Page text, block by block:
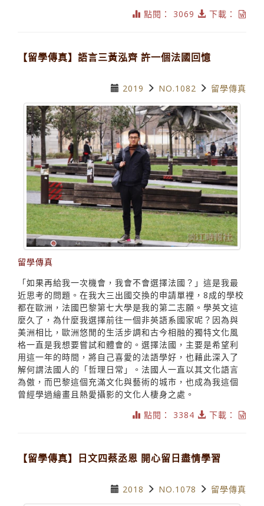
點閱： 3069
下載：
【留學傳真】語言三黃泓齊 許一個法國回憶
2019 NO.1082 留學傳真
留學傳真
「如果再給我一次機會，我會不會選擇法國？」這是我最
近思考的問題。在我大三出國交換的申請單裡，8成的學校
都在歐洲，法國巴黎第七大學是我的第二志願。學英文這
麼久了，為什麼我選擇前往一個非英語系國家呢？因為與
美洲相比，歐洲悠閒的生活步調和古今相融的獨特文化風
格一直是我想要嘗試和體會的。選擇法國，主要是希望利
用這一年的時間，將自己喜愛的法語學好，也藉此深入了
解何謂法國人的「哲理日常」。法國人一直以其文化語言
為傲，而巴黎這個充滿文化與藝術的城市，也成為我這個
曾經學過繪畫且熱愛攝影的文化人棲身之處。
點閱： 3384
下載：
【留學傳真】日文四蔡丞恩 開心留日盡情學習
2018 NO.1078 留學傳真